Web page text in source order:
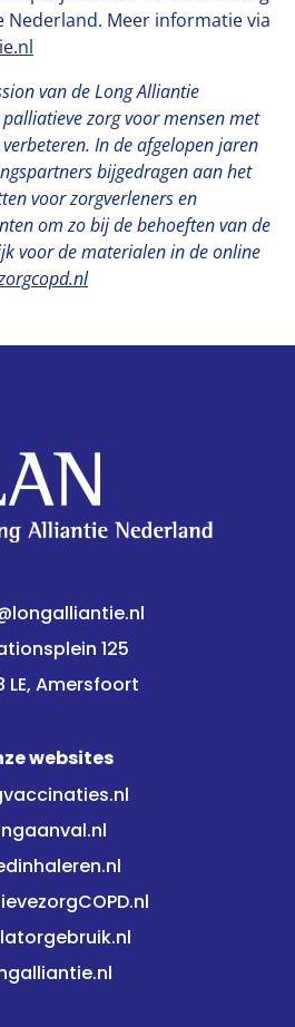
Nederland. Meer informatie via
van de Long Alliantie
zorg voor mensen met
In de afgelopen jaren
bijgedragen aan het
voor zorgverleners en
om zo bij de behoeften van de
voor de materialen in de online
125
LE, Amersfoort
websites